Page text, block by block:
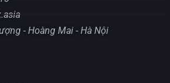
- Hoàng Mai - Hà Nội